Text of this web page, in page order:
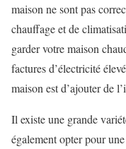
maison ne sont pas
chauffage et de
garder votre maison
factures d’électricité
maison est d’ajouter de
Il existe une grande
également opter pour